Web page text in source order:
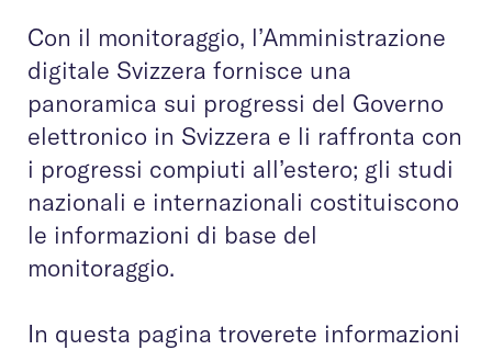
Con il monitoraggio, l’Amministrazione
digitale Svizzera fornisce una
panoramica sui progressi del Governo
elettronico in Svizzera e li raffronta con
i progressi compiuti all’estero; gli studi
nazionali e internazionali costituiscono
le informazioni di base del
monitoraggio.
In questa pagina troverete informazioni